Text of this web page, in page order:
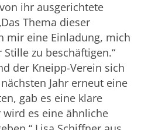
ihr ausgerichtete
Thema dieser
mir eine Einladung, mich
zu beschäftigen.“
der Kneipp-Verein sich
Jahr erneut eine
gab es eine klare
wird es eine ähnliche